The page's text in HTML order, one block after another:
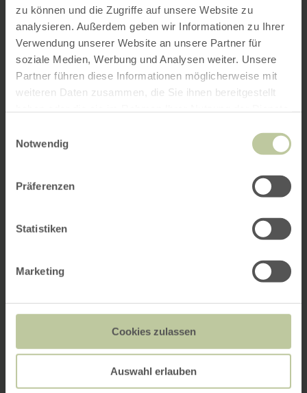
zu können und die Zugriffe auf unsere Website zu
analysieren. Außerdem geben wir Informationen zu Ihrer
Verwendung unserer Website an unsere Partner für
soziale Medien, Werbung und Analysen weiter. Unsere
Partner führen diese Informationen möglicherweise mit
weiteren Daten zusammen, die Sie ihnen bereitgestellt
Notwendig
Präferenzen
Statistiken
Marketing
Cookies zulassen
Auswahl erlauben